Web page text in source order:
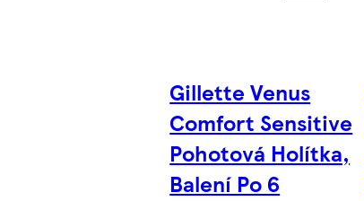
Gillette Venus
Comfort Sensitive
Pohotová Holítka,
Balení Po 6